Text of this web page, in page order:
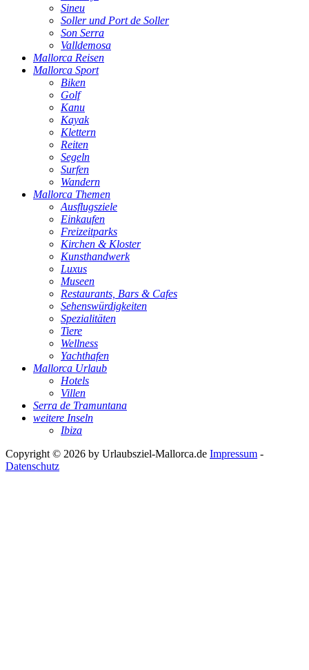
Sineu
Soller und Port de Soller
Son Serra
Valldemosa
Mallorca Reisen
Mallorca Sport
Biken
Golf
Kanu
Kayak
Klettern
Reiten
Segeln
Surfen
Wandern
Mallorca Themen
Ausflugsziele
Einkaufen
Freizeitparks
Kirchen & Kloster
Kunsthandwerk
Luxus
Museen
Restaurants, Bars & Cafes
Sehenswürdigkeiten
Spezialitäten
Tiere
Wellness
Yachthafen
Mallorca Urlaub
Hotels
Villen
Serra de Tramuntana
weitere Inseln
Ibiza
Copyright © 2026 by Urlaubsziel-Mallorca.de Impressum -
Datenschutz